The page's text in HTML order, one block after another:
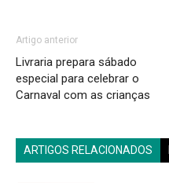
Artigo anterior
Livraria prepara sábado
especial para celebrar o
Carnaval com as crianças
ARTIGOS RELACIONADOS